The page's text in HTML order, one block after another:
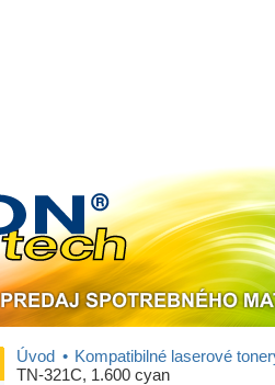
Úvod • Kompatibilné laserové
TN-321C, 1.600 cyan